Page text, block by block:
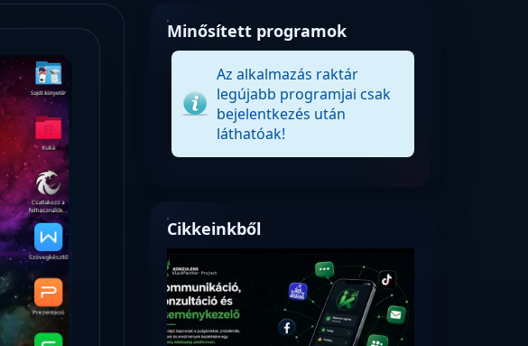
Minősített programok
Az alkalmazás raktár
legújabb programjai csak
bejelentkezés után
láthatóak!
Cikkeinkből